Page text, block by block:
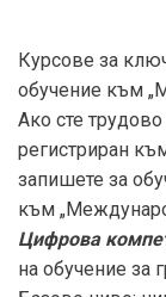
Курсове за
обучение към
Ако сте
регистриран
запишете за
към
Цифрова
на обучение за